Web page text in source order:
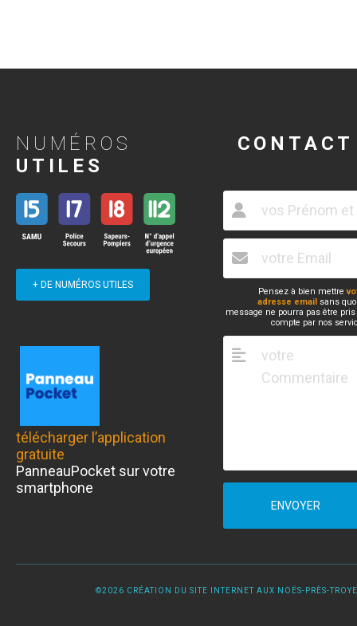
NUMÉROS
UTILES
+ DE NUMÉROS UTILES
télécharger l’application
gratuite
PanneauPocket sur votre
smartphone
CONTACT
Pensez à bien mettre
adresse email sans
message ne pourra pas être
compte par nos
ENVOYER
©2026 CRÉATION DU SITE INTERNET AUX NOËS-PRÈS-